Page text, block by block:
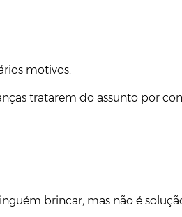
motivos.
tratarem do assunto por
brincar, mas não é